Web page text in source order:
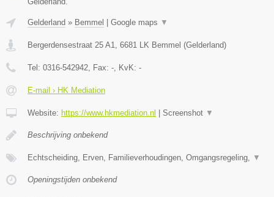
Gelderland » Bemmel Google maps ▼
Bergerdensestraat 25 A1, 6681 LK Bemmel (Gelderland)
Tel: 0316-542942, Fax: -, KvK: -
E-mail › HK Mediation
Website: https://www.hkmediation.nl Screenshot ▼
Beschrijving onbekend
Echtscheiding, Erven, Familieverhoudingen, Omgangsregeling, ▼
Openingstijden onbekend